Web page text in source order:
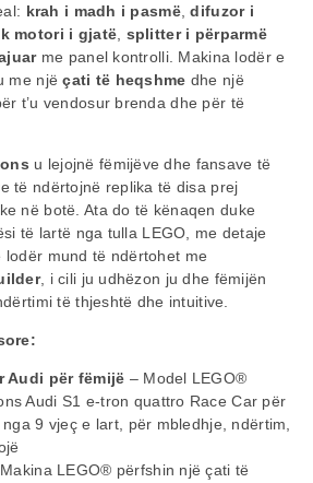
krah i madh i pasmë,difuzor i
motori i gjatë splitter i përparmë
me panel kontrolli. Makina lodër e
me njëçati të heqshme dhe një
t’u vendosur brenda dhe për të
u lejojnë fëmijëve dhe fansave të
të ndërtojnë replika të disa prej
në botë. Ata do të kënaqen duke
të lartë nga tulla LEGO, me detaje
lodër mund të ndërtohet me
, i cili ju udhëzon ju dhe fëmijën
të thjeshtë dhe intuitive.
Audi për fëmijë – Model LEGO®
Audi S1 e-tron quattro Race Car për
9 vjeç e lart, për mbledhje, ndërtim,
LEGO® përfshin një çati të